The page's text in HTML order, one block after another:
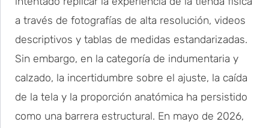
a través de fotografías de alta resolución, videos
descriptivos y tablas de medidas estandarizadas.
Sin embargo, en la categoría de indumentaria y
calzado, la incertidumbre sobre el ajuste, la caída
de la tela y la proporción anatómica ha persistido
como una barrera estructural. En mayo de 2026,